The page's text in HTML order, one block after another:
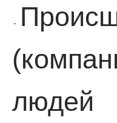
·
людей